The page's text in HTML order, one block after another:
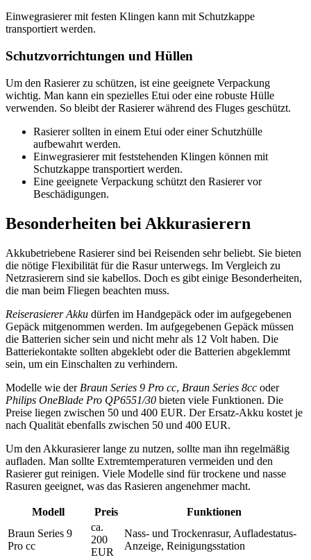
Einwegrasierer mit festen Klingen kann mit Schutzkappe
transportiert werden.
Schutzvorrichtungen und Hüllen
Um den Rasierer zu schützen, ist eine geeignete Verpackung
wichtig. Man kann ein spezielles Etui oder eine robuste Hülle
verwenden. So bleibt der Rasierer während des Fluges geschützt.
Rasierer sollten in einem Etui oder einer Schutzhülle
aufbewahrt werden.
Einwegrasierer mit feststehenden Klingen können mit
Schutzkappe transportiert werden.
Eine geeignete Verpackung schützt den Rasierer vor
Beschädigungen.
Besonderheiten bei Akkurasierern
Akkubetriebene Rasierer sind bei Reisenden sehr beliebt. Sie bieten
die nötige Flexibilität für die Rasur unterwegs. Im Vergleich zu
Netzrasierern sind sie kabellos. Doch es gibt einige Besonderheiten,
die man beim Fliegen beachten muss.
Reiserasierer Akku dürfen im Handgepäck oder im aufgegebenen
Gepäck mitgenommen werden. Im aufgegebenen Gepäck müssen
die Batterien sicher sein und nicht mehr als 12 Volt haben. Die
Batteriekontakte sollten abgeklebt oder die Batterien abgeklemmt
sein, um ein Einschalten zu verhindern.
Modelle wie der Braun Series 9 Pro cc, Braun Series 8cc oder
Philips OneBlade Pro QP6551/30 bieten viele Funktionen. Die
Preise liegen zwischen 50 und 400 EUR. Der Ersatz-Akku kostet je
nach Qualität ebenfalls zwischen 50 und 400 EUR.
Um den Akkurasierer lange zu nutzen, sollte man ihn regelmäßig
aufladen. Man sollte Extremtemperaturen vermeiden und den
Rasierer gut reinigen. Viele Modelle sind für trockene und nasse
Rasuren geeignet, was das Rasieren angenehmer macht.
Modell Preis
Funktionen
Braun Series 9
Pro cc
ca.
200
EUR
Nass- und Trockenrasur, Aufladestatus-
Anzeige, Reinigungsstation